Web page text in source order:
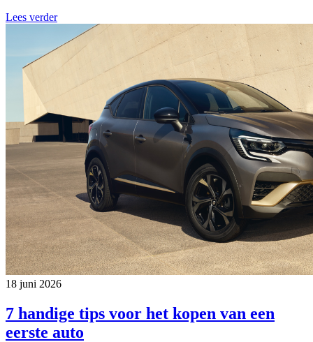
Lees verder
18 juni 2026
7 handige tips voor het kopen van een
eerste auto